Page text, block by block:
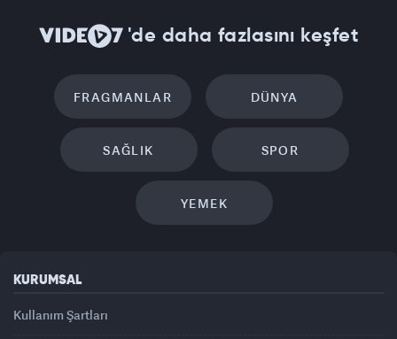
'de daha fazlasını keşfet
FRAGMANLAR DÜNYA
SAĞLIK SPOR
YEMEK
KURUMSAL
Kullanım Şartları